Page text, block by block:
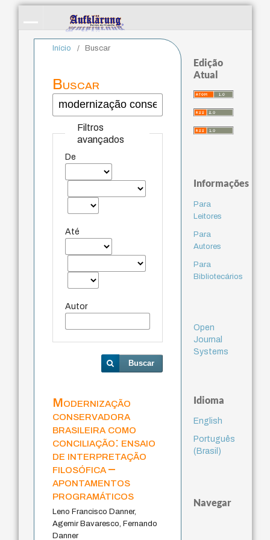
Início / Buscar
Buscar
Filtros
avançados
De
Até
Autor
Buscar
Modernização
conservadora
brasileira como
conciliação: ensaio
de interpretação
filosófica –
apontamentos
programáticos
Leno Francisco Danner,
Agemir Bavaresco, Fernando
Danner
Edição
Atual
Informações
Para
Leitores
Para
Autores
Para
Bibliotecários
Open
Journal
Systems
Idioma
English
Português
(Brasil)
Navegar